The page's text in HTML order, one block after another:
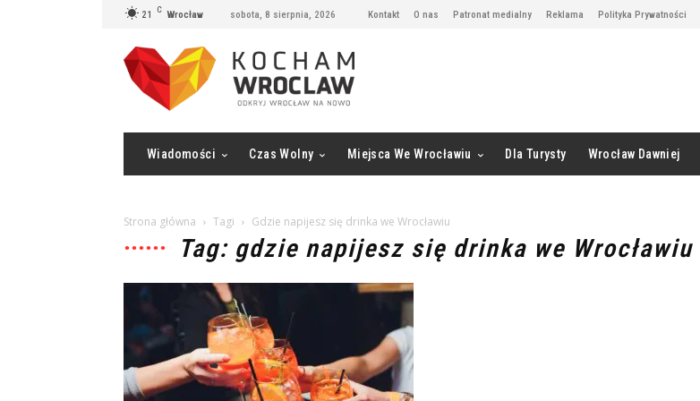
21 C Wrocław sobota, 8 sierpnia, 2026 Kontakt O nas Patronat medialny Reklama Polityka Prywatności
Wiadomości Czas Wolny Miejsca We Wrocławiu Dla Turysty Wrocław Dawniej
Strona główna Tagi Gdzie napijesz się drinka we Wrocławiu
Tag: gdzie napijesz się drinka we Wrocławiu